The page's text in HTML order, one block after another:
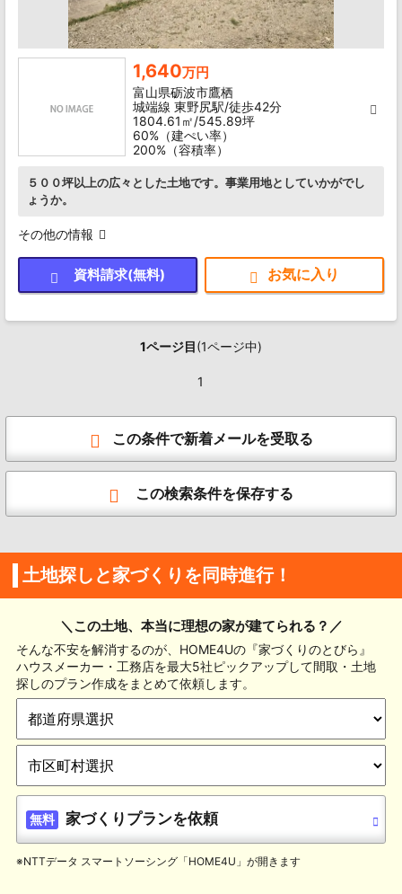
1,640万円
富山県砺波市鷹栖
城端線 東野尻駅/徒歩42分
1804.61㎡/545.89坪
60%（建ぺい率）
200%（容積率）
５００坪以上の広々とした土地です。事業用地としていかがでし
ょうか。
その他の情報
資料請求(無料)
1ページ目 (1ページ中)
1
この条件で新着メールを受取る
この検索条件を保存する
土地探しと家づくりを同時進行！
＼この土地、本当に理想の家が建てられる？／
そんな不安を解消するのが、HOME4Uの『家づくりのとびら』
ハウスメーカー・工務店を最大5社ピックアップして間取・土地
探しのプラン作成をまとめて依頼します。
無料 家づくりプランを依頼
※NTTデータ スマートソーシング「HOME4U」が開きます